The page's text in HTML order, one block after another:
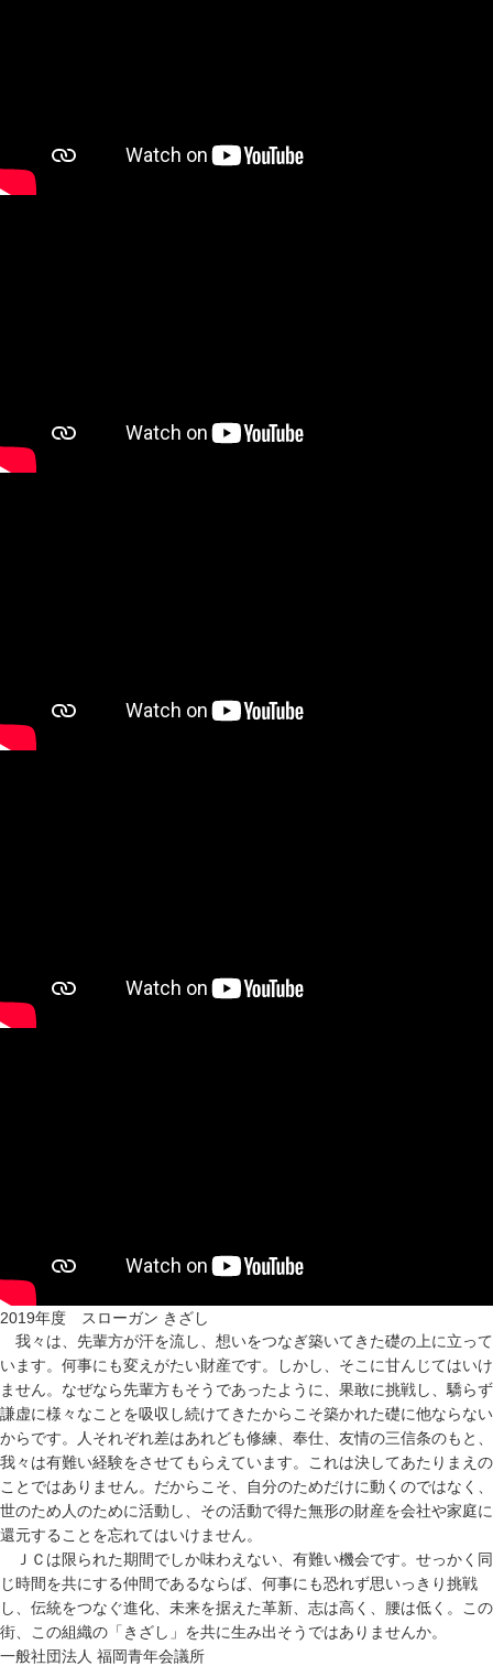
2019年度 スローガン きざし
我々は、先輩方が汗を流し、想いをつなぎ築いてきた礎の上に立って
います。何事にも変えがたい財産です。しかし、そこに甘んじてはいけ
ません。なぜなら先輩方もそうであったように、果敢に挑戦し、驕らず
謙虚に様々なことを吸収し続けてきたからこそ築かれた礎に他ならない
からです。人それぞれ差はあれども修練、奉仕、友情の三信条のもと、
我々は有難い経験をさせてもらえています。これは決してあたりまえの
ことではありません。だからこそ、自分のためだけに動くのではなく、
世のため人のために活動し、その活動で得た無形の財産を会社や家庭に
還元することを忘れてはいけません。
ＪＣは限られた期間でしか味わえない、有難い機会です。せっかく同
じ時間を共にする仲間であるならば、何事にも恐れず思いっきり挑戦
し、伝統をつなぐ進化、未来を据えた革新、志は高く、腰は低く。この
街、この組織の「きざし」を共に生み出そうではありませんか。
一般社団法人 福岡青年会議所